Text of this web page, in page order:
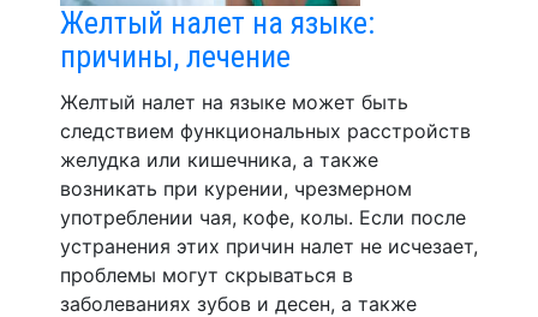
Желтый налет на языке:
причины, лечение
Желтый налет на языке может быть
следствием функциональных расстройств
желудка или кишечника, а также
возникать при курении, чрезмерном
употреблении чая, кофе, колы. Если после
устранения этих причин налет не исчезает,
проблемы могут скрываться в
заболеваниях зубов и десен, а также